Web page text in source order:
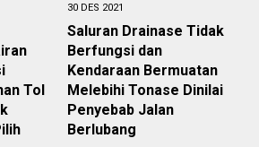
Tol
30 DES 2021
Saluran Drainase Tidak
Berfungsi dan
Kendaraan Bermuatan
Melebihi Tonase Dinilai
Penyebab Jalan
Berlubang